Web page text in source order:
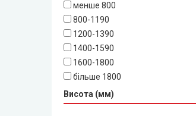
менше 800
800-1190
1200-1390
1400-1590
1600-1800
більше 1800
Висота (мм)